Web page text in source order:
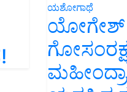
ಯಶೋಗಾಥೆ
ಯೋಗೇಶ್